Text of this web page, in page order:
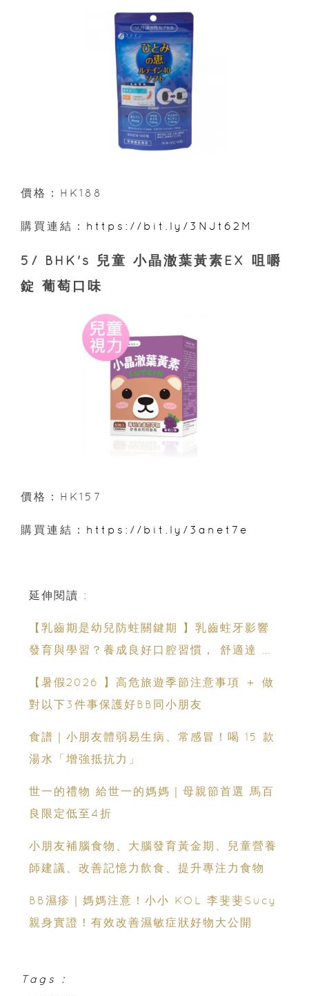
價格：HK188
購買連結： https://bit.ly/3NJt62M
5/ BHK's 兒童 小晶澈葉黃素EX 咀嚼
錠 葡萄口味
價格：HK157
購買連結： https://bit.ly/3anet7e
延伸閱讀 :
【乳齒期是幼兒防蛀關鍵期 】乳齒蛀牙影響
發育與學習？養成良好口腔習慣， 舒適達 強
【暑假2026 】高危旅遊季節注意事項 ＋ 做
對以下3件事保護好BB同小朋友
食譜｜小朋友體弱易生病、常感冒！喝 15 款
湯水「增強抵抗力」
世一的禮物 給世一的媽媽｜母親節首選 馬百
良限定低至4折
小朋友補腦食物、大腦發育黃金期、兒童營養
師建議、改善記憶力飲食、提升專注力食物
BB濕疹｜媽媽注意！小小 KOL 李斐斐Sucy
親身實證！有效改善濕敏症狀好物大公開
Tags :